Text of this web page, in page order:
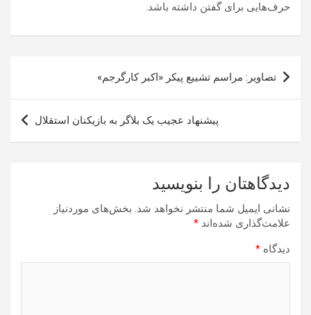
حرف‌هایی برای گفتن داشته باشد.
راهبری
نوشته
تصاویر: مراسم تشییع پیکر «اکبر کارگرجم»
پیشنهاد عجیب یک بلاگر به بازیکنان استقلال
دیدگاهتان را بنویسید
نشانی ایمیل شما منتشر نخواهد شد. بخش‌های موردنیاز
علامت‌گذاری شده‌اند *
دیدگاه *